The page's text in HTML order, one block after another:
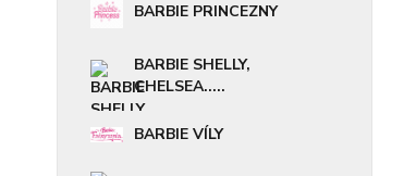
BARBIE PRINCEZNY
BARBIE SHELLY,
CHELSEA.....
BARBIE VÍLY